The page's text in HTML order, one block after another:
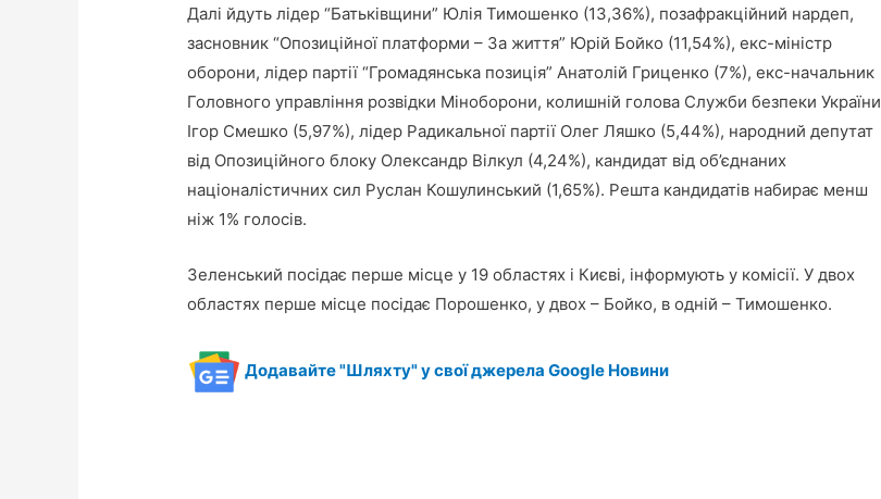
Далі йдуть лідер “Батьківщини” Юлія Тимошенко (13,36%), позафракційний нардеп,
засновник “Опозиційної платформи – За життя” Юрій Бойко (11,54%), екс-міністр
оборони, лідер партії “Громадянська позиція” Анатолій Гриценко (7%), екс-начальник
Головного управління розвідки Міноборони, колишній голова Служби безпеки України
Ігор Смешко (5,97%), лідер Радикальної партії Олег Ляшко (5,44%), народний депутат
від Опозиційного блоку Олександр Вілкул (4,24%), кандидат від об’єднаних
націоналістичних сил Руслан Кошулинський (1,65%). Решта кандидатів набирає менш
ніж 1% голосів.
Зеленський посідає перше місце у 19 областях і Києві, інформують у комісії. У двох
областях перше місце посідає Порошенко, у двох – Бойко, в одній – Тимошенко.
Додавайте "Шляхту" у свої джерела Google Новини